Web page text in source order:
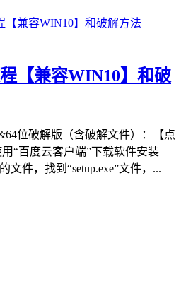
【兼容WIN10】和破
位破解版（含破解文件）：【点
“百度云客户端”下载软件安装
文件，找到“setup.exe”文件，...